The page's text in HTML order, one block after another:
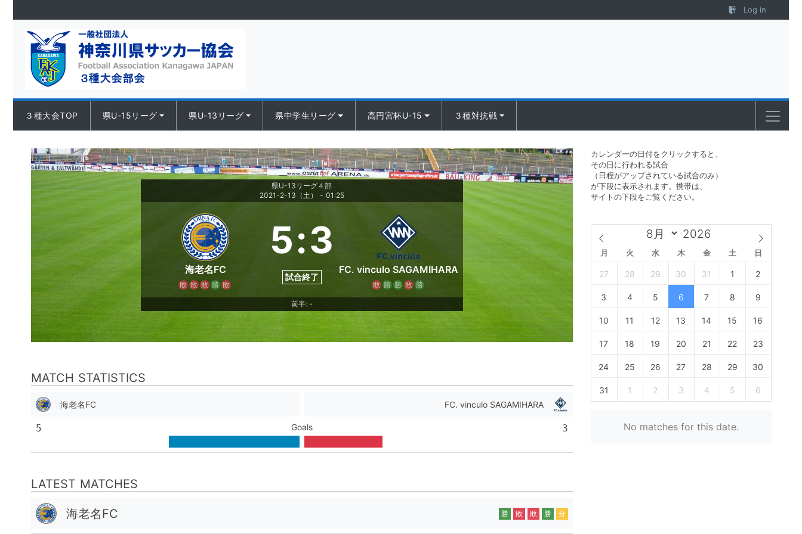
Log in
３種大会TOP 県U-15リーグ 県U-13リーグ 県中学生リーグ 高円宮杯U-15 ３種対抗戦
県U-13リーグ４部
2021-2-13（土）
- 01:25
海老名FC
敗 敗 敗 勝 敗
5:3
試合終了
FC. vinculo SAGAMIHARA
敗 勝 勝 敗 勝
前半: -
MATCH STATISTICS
海老名FC FC. vinculo SAGAMIHARA
5 Goals 3
LATEST MATCHES
海老名FC 勝 敗 敗 勝 分
カレンダーの日付をクリックすると、
その日に行われる試合
（日程がアップされている試合のみ）
が下段に表示されます。携帯は、
サイトの下段をご覧ください。
月 火 水 木 金 土 日
27 28 29 30 31 1 2
3 4 5 6 7 8 9
10 11 12 13 14 15 16
17 18 19 20 21 22 23
24 25 26 27 28 29 30
31 1 2 3 4 5 6
No matches for this date.